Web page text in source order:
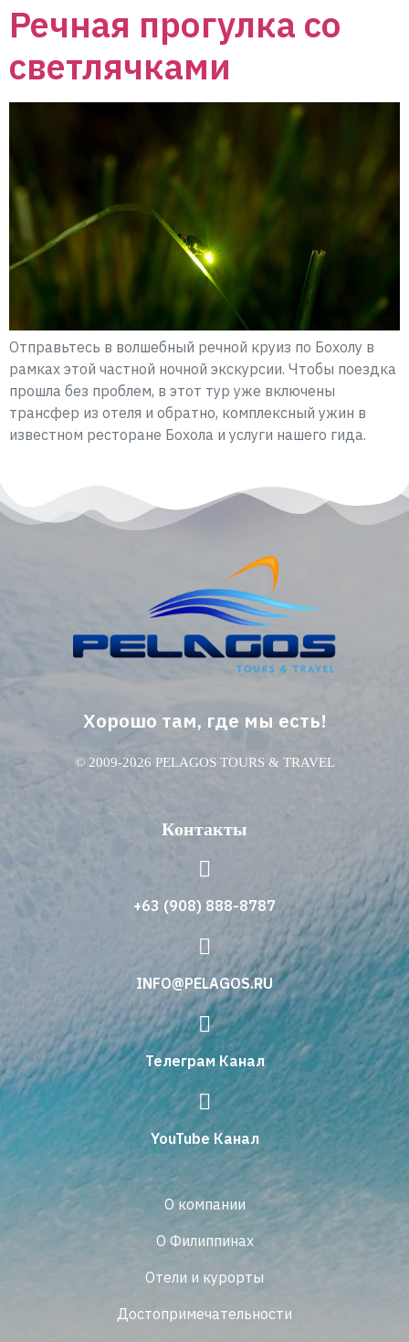
Речная прогулка со
светлячками
Отправьтесь в волшебный речной круиз по Бохолу в
рамках этой частной ночной экскурсии. Чтобы поездка
прошла без проблем, в этот тур уже включены
трансфер из отеля и обратно, комплексный ужин в
известном ресторане Бохола и услуги нашего гида.
Хорошо там, где мы есть!
© 2009-2026 PELAGOS TOURS & TRAVEL
Контакты
+63 (908) 888-8787
INFO@PELAGOS.RU
Телеграм Канал
YouTube Канал
О компании
О Филиппинах
Отели и курорты
Достопримечательности